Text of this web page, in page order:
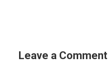
Leave a Comment